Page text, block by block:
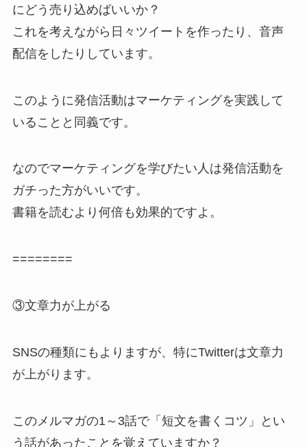
にどう売り込めばいいか？
これを考えながら日々ツイートを作ったり、音声
配信をしたりしています。
このように発信活動はマーケティングを実践して
いることと同義です。
なのでマーケティングを学びたい人は発信活動を
ガチった方がいいです。
書籍を読むより何倍も効果的ですよ。
========
③文章力が上がる
SNSの種類にもよりますが、特にTwitterは文章力
が上がります。
このメルマガの1～3話で「短文を書くコツ」とい
う話があったことを覚えていますか？